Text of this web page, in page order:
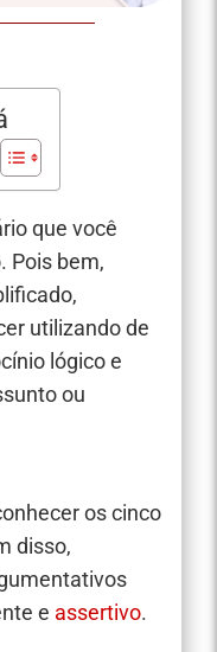
que você
Pois bem,
utilizando de
lógico e
ou
os cinco
disso,
e assertivo.